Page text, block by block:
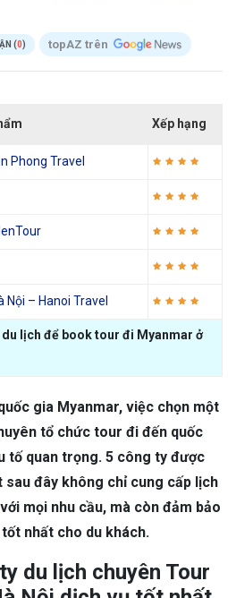
(0) topAZ trên
Xếp hạng
Phong Travel
Nội – Hanoi Travel
lịch để book tour đi Myanmar ở
gia Myanmar, việc chọn một
tổ chức tour đi đến quốc
tố quan trọng. 5 công ty được
đây không chỉ cung cấp lịch
mọi nhu cầu, mà còn đảm bảo
nhất cho du khách.
du lịch chuyên Tour